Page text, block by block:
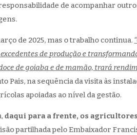
de acompanhar
de 2025, mas o trabalho continua.
de produção e
de goiaba e de mamão, trará
Pais, na sequência da visita às
apoiadas ao nível da gestão.
daqui para a frente, os
partilhada pelo Embaixador